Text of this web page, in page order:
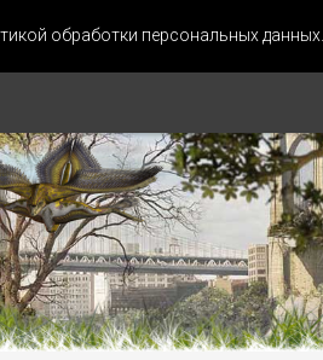
обработки персональных данных.